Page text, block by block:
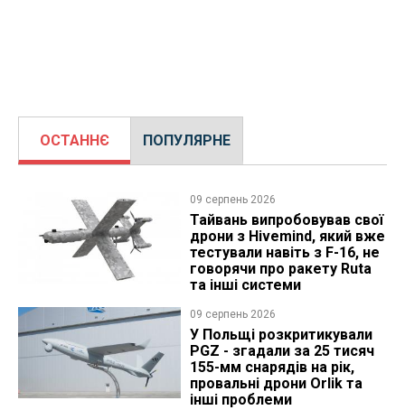
ОСТАННЄ ПОПУЛЯРНЕ
09 серпень 2026
Тайвань випробовував свої
дрони з Hivemind, який вже
тестували навіть з F-16, не
говорячи про ракету Ruta
та інші системи
09 серпень 2026
У Польщі розкритикували
PGZ - згадали за 25 тисяч
155-мм снарядів на рік,
провальні дрони Orlik та
інші проблеми